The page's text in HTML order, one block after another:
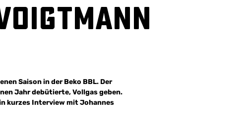
Saison in der Beko BBL. Der
Jahr debütierte, Vollgas geben.
kurzes Interview mit Johannes